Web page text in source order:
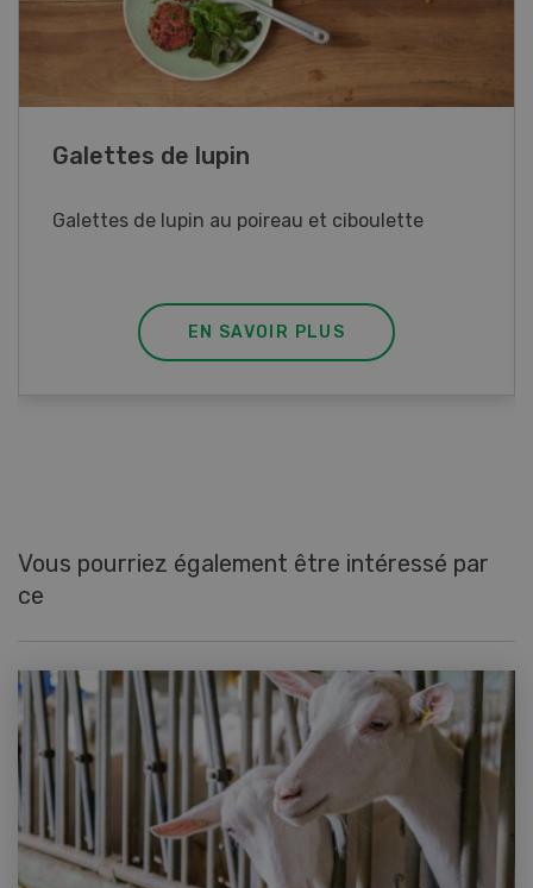
Rouleaux de printemps
Rouleaux de printemps aux poulet
EN SAVOIR PLUS
Vous pourriez également être intéressé par
ce